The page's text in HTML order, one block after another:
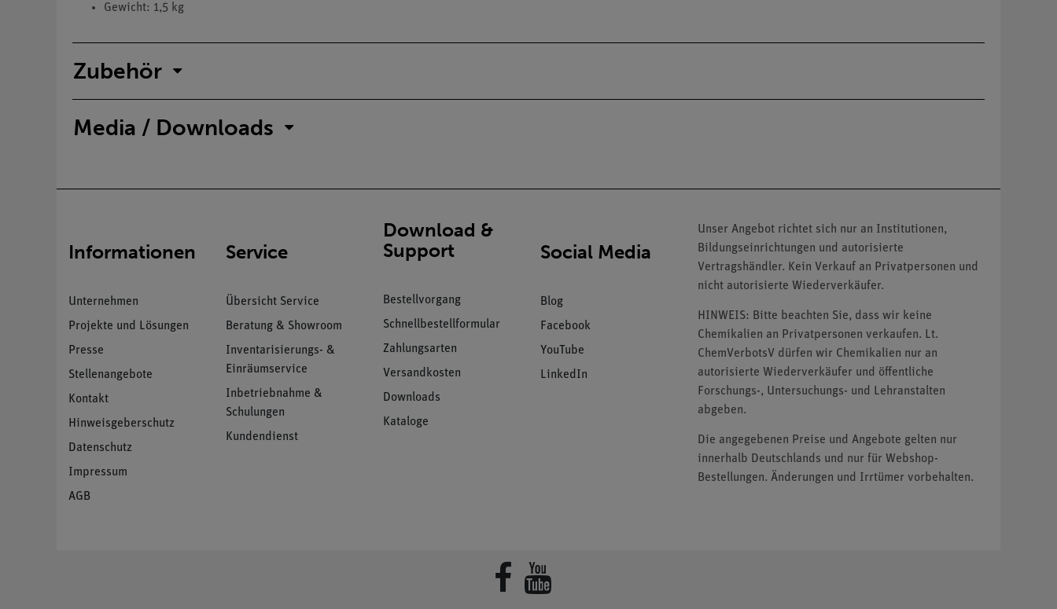
Gewicht: 1,5 kg
Zubehör
Media / Downloads
Informationen
Unternehmen
Projekte und Lösungen
Presse
Stellenangebote
Kontakt
Hinweisgeberschutz
Datenschutz
Impressum
AGB
Service
Übersicht Service
Beratung & Showroom
Inventarisierungs- &
Einräumservice
Inbetriebnahme &
Schulungen
Kundendienst
Download &
Support
Bestellvorgang
Schnellbestellformular
Zahlungsarten
Versandkosten
Downloads
Kataloge
Social Media
Blog
Facebook
YouTube
LinkedIn
Unser Angebot richtet sich nur an Institutionen,
Bildungseinrichtungen und autorisierte
Vertragshändler. Kein Verkauf an Privatpersonen und
nicht autorisierte Wiederverkäufer.
HINWEIS: Bitte beachten Sie, dass wir keine
Chemikalien an Privatpersonen verkaufen. Lt.
ChemVerbotsV dürfen wir Chemikalien nur an
autorisierte Wiederverkäufer und öffentliche
Forschungs-, Untersuchungs- und Lehranstalten
abgeben.
Die angegebenen Preise und Angebote gelten nur
innerhalb Deutschlands und nur für Webshop-
Bestellungen. Änderungen und Irrtümer vorbehalten.